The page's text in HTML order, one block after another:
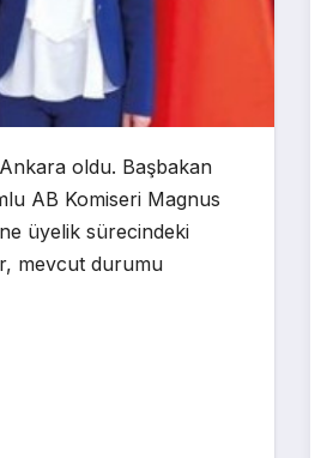
Ankara oldu. Başbakan
AB Komiseri Magnus
üyelik sürecindeki
mevcut durumu